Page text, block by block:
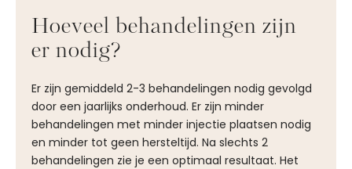
Hoeveel behandelingen zijn
er nodig?
Er zijn gemiddeld 2-3 behandelingen nodig gevolgd
door een jaarlijks onderhoud. Er zijn minder
behandelingen met minder injectie plaatsen nodig
en minder tot geen hersteltijd. Na slechts 2
behandelingen zie je een optimaal resultaat. Het